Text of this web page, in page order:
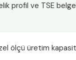
profil ve TSE
ölçü üretim